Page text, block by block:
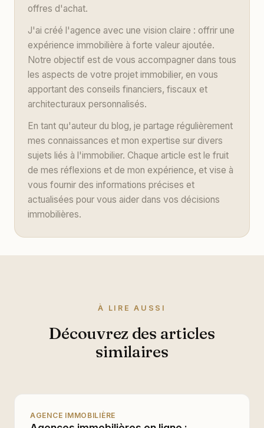
offres d'achat.
J'ai créé l'agence avec une vision claire : offrir une
expérience immobilière à forte valeur ajoutée.
Notre objectif est de vous accompagner dans tous
les aspects de votre projet immobilier, en vous
apportant des conseils financiers, fiscaux et
architecturaux personnalisés.
En tant qu'auteur du blog, je partage régulièrement
mes connaissances et mon expertise sur divers
sujets liés à l'immobilier. Chaque article est le fruit
de mes réflexions et de mon expérience, et vise à
vous fournir des informations précises et
actualisées pour vous aider dans vos décisions
immobilières.
À LIRE AUSSI
Découvrez des articles
similaires
AGENCE IMMOBILIÈRE